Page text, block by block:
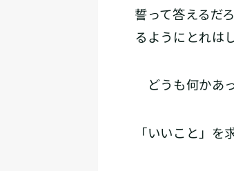
誓って答えるだ
るようにとれは
どうも何かあ
「いいこと」を